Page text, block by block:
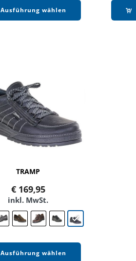
Ausführung wählen
TRAMP
€169,95
inkl. MwSt.
Ausführung wählen